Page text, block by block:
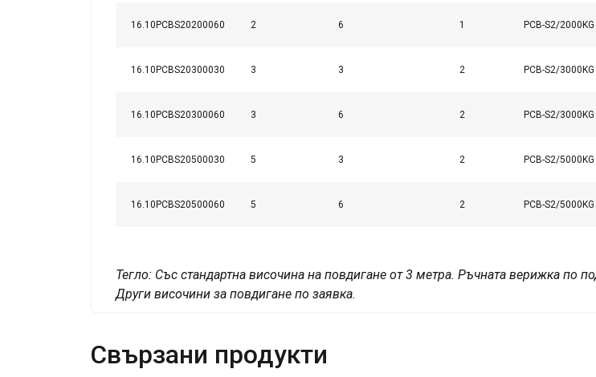
16.10PCBS20200060 2 6 1 PCB-S2/2000KG
16.10PCBS20300030 3 3 2 PCB-S2/3000KG
16.10PCBS20300060 3 6 2 PCB-S2/3000KG
16.10PCBS20500030 5 3 2 PCB-S2/5000KG
16.10PCBS20500060 5 6 2 PCB-S2/5000KG
Тегло: Със стандартна височина на повдигане от 3 метра. Ръчната верижка по
Други височини за повдигане по заявка.
Стандарт:
Свързани продукти